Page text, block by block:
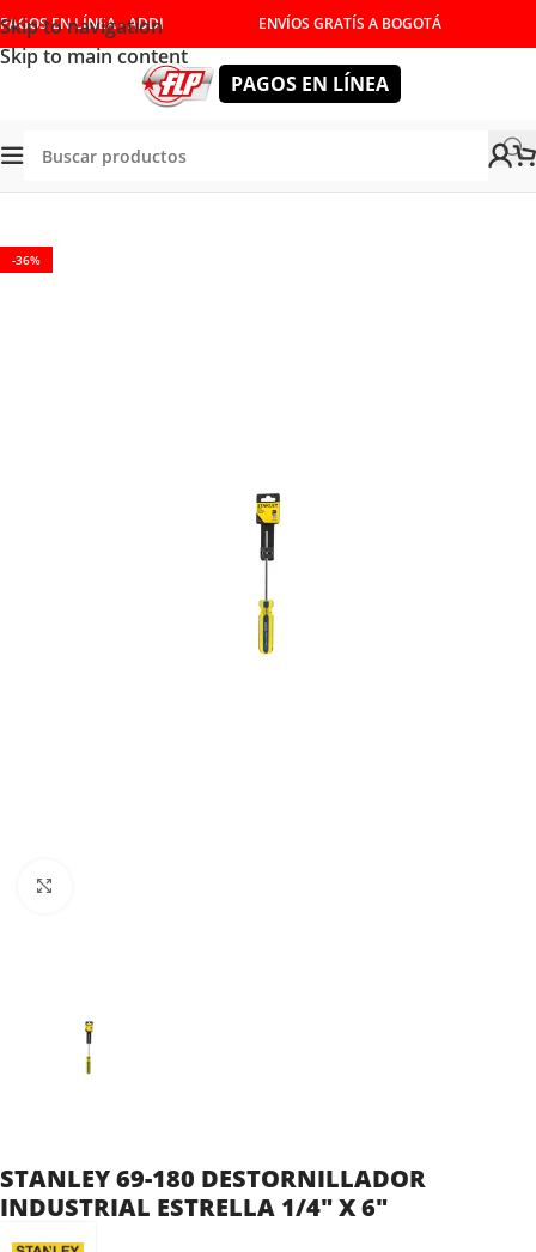
Skip to navigation
Skip to main content
PAGOS EN LÍNEA - ADDI ENVÍOS GRATÍS A BOGOTÁ
PAGOS EN LÍNEA
/DESTORNILLADORES Y LLAVES DESTORNILLADOR
-36%
STANLEY 69-180 DESTORNILLADOR
INDUSTRIAL ESTRELLA 1/4″ X 6″